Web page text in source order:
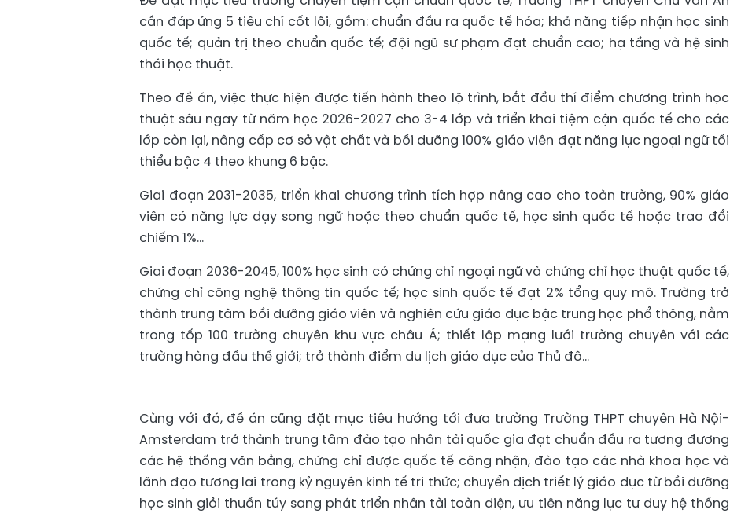
cần đáp ứng 5 tiêu chí cốt lõi, gồm: chuẩn đầu ra quốc tế hóa; khả năng tiếp nhận học sinh
quốc tế; quản trị theo chuẩn quốc tế; đội ngũ sư phạm đạt chuẩn cao; hạ tầng và hệ sinh
thái học thuật.
Theo đề án, việc thực hiện được tiến hành theo lộ trình, bắt đầu thí điểm chương trình học
thuật sâu ngay từ năm học 2026-2027 cho 3-4 lớp và triển khai tiệm cận quốc tế cho các
lớp còn lại, nâng cấp cơ sở vật chất và bồi dưỡng 100% giáo viên đạt năng lực ngoại ngữ tối
thiểu bậc 4 theo khung 6 bậc.
Giai đoạn 2031-2035, triển khai chương trình tích hợp nâng cao cho toàn trường, 90% giáo
viên có năng lực dạy song ngữ hoặc theo chuẩn quốc tế, học sinh quốc tế hoặc trao đổi
chiếm 1%...
Giai đoạn 2036-2045, 100% học sinh có chứng chỉ ngoại ngữ và chứng chỉ học thuật quốc tế,
chứng chỉ công nghệ thông tin quốc tế; học sinh quốc tế đạt 2% tổng quy mô. Trường trở
thành trung tâm bồi dưỡng giáo viên và nghiên cứu giáo dục bậc trung học phổ thông, nằm
trong tốp 100 trường chuyên khu vực châu Á; thiết lập mạng lưới trường chuyên với các
trường hàng đầu thế giới; trở thành điểm du lịch giáo dục của Thủ đô…
Cùng với đó, đề án cũng đặt mục tiêu hướng tới đưa trường Trường THPT chuyên Hà Nội-
Amsterdam trở thành trung tâm đào tạo nhân tài quốc gia đạt chuẩn đầu ra tương đương
các hệ thống văn bằng, chứng chỉ được quốc tế công nhận, đào tạo các nhà khoa học và
lãnh đạo tương lai trong kỷ nguyên kinh tế tri thức; chuyển dịch triết lý giáo dục từ bồi dưỡng
học sinh giỏi thuần túy sang phát triển nhân tài toàn diện, ưu tiên năng lực tư duy hệ thống